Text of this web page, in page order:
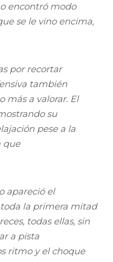
encontró modo
se le vino encima,
por recortar
también
más a valorar. El
su
pese a la
que
apareció el
la primera mitad
todas ellas, sin
a pista
ritmo y el choque